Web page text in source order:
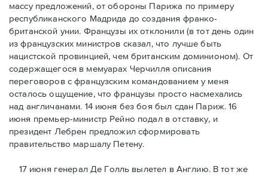
массу предложений, от обороны Парижа по примеру
республиканского Мадрида до создания франко-
британской унии. Французы их отклонили (в тот день один
из французских министров сказал, что лучше быть
нацистской провинцией, чем британским доминионом). От
содержащегося в мемуарах Черчилля описания
переговоров с французским командованием у меня
осталось ощущение, что французы просто насмехались
над англичанами. 14 июня без боя был сдан Париж. 16
июня премьер-министр Рейно подал в отставку, и
президент Лебрен предложил сформировать
правительство маршалу Петену.
17 июня генерал Де Голль вылетел в Англию. В тот же